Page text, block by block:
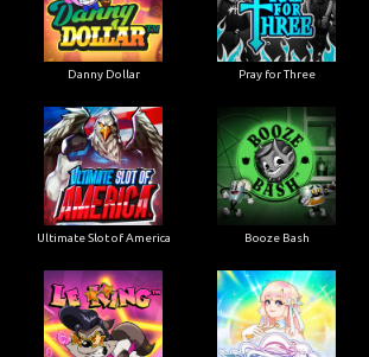
Danny Dollar Pray for Three
Ultimate Slot of America Booze Bash